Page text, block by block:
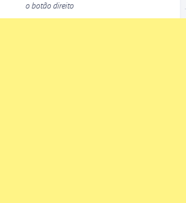
o botão direito